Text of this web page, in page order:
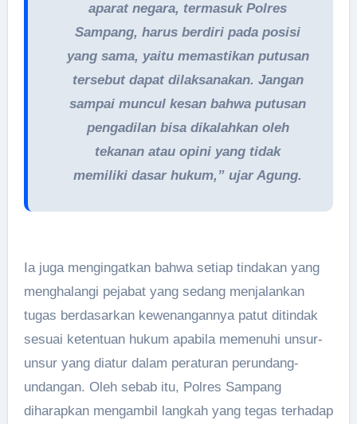
aparat negara, termasuk Polres
Sampang, harus berdiri pada posisi
yang sama, yaitu memastikan putusan
tersebut dapat dilaksanakan. Jangan
sampai muncul kesan bahwa putusan
pengadilan bisa dikalahkan oleh
tekanan atau opini yang tidak
memiliki dasar hukum,” ujar Agung.
Ia juga mengingatkan bahwa setiap tindakan yang
menghalangi pejabat yang sedang menjalankan
tugas berdasarkan kewenangannya patut ditindak
sesuai ketentuan hukum apabila memenuhi unsur-
unsur yang diatur dalam peraturan perundang-
undangan. Oleh sebab itu, Polres Sampang
diharapkan mengambil langkah yang tegas terhadap